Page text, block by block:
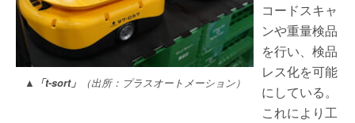
▲「t-sort」 （出所：プラスオートメーション）
コードスキャ
ンや重量検品
を行い、検品
レス化を可能
にしている。
これにより工